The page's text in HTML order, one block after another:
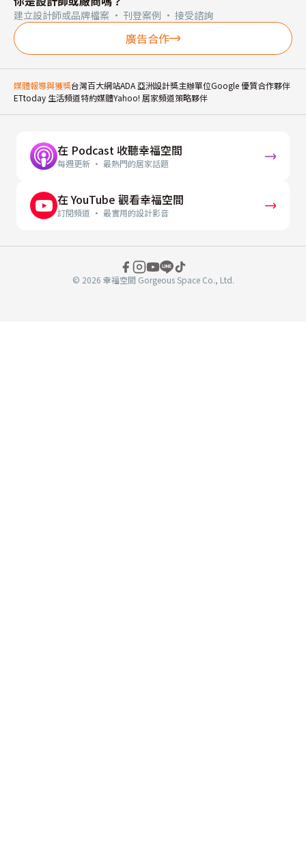
建立設計師或品牌檔案 · 刊登案例 · 接受諮詢
廣告合作
媒體報導與獲獎台灣百大網站ADA 亞洲設計獎主辦單位Google 優質合作夥伴
ETtoday 生活頻道特約媒體Yahoo! 居家頻道策略夥伴
在 Podcast 收聽幸福空間
每週更新 · 最熱門的居家話題
在 YouTube 觀看幸福空間
訂閱頻道 · 最實用的設計影音
© 2026 幸福空間 Gorgeous Space Co., Ltd.